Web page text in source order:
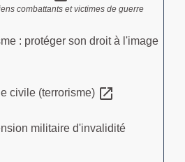
combattants et victimes de guerre
: protéger son droit à l'image
civile (terrorisme) open_in_new
militaire d'invalidité